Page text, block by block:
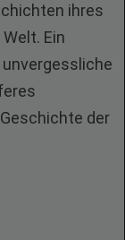
ihres
Ein
der